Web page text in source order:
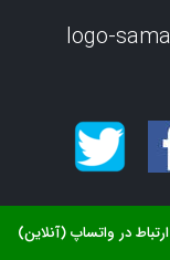
ارتباط در واتساپ (آنلاین)